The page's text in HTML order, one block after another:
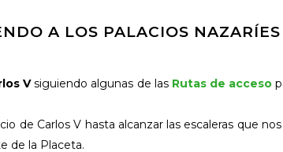
A LOS PALACIOS NAZARÍES
Vsiguiendo algunas de las Rutas de acceso
de Carlos V hasta alcanzar las escaleras que
de la Placeta.